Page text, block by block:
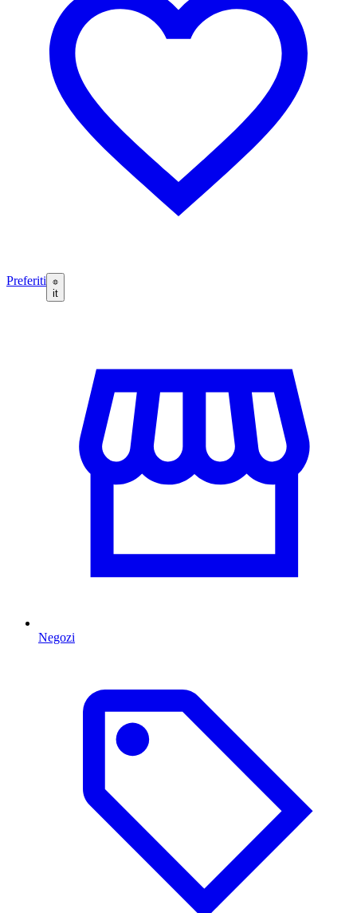
Preferiti
it
Negozi